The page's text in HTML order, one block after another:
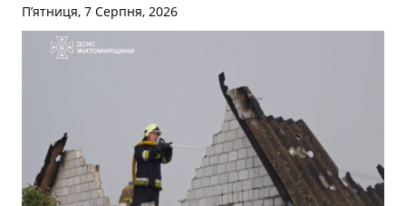
П’ятниця, 7 Серпня, 2026